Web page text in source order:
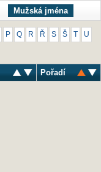
Mužská jména
P Q R Ř S Š U
Pořadí